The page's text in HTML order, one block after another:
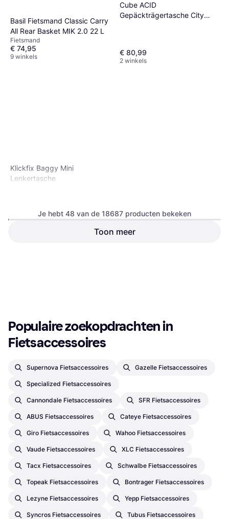
Basil Fietsmand Classic Carry
All Rear Basket MIK 2.0 22 L
Fietsmand
€ 74,95
9 winkels
Cube ACID
Gepäckträgertasche City
€ 80,99
2 winkels
Klickfix Baggy Mini
Lenkertasche
Je hebt 48 van de 18687 producten bekeken
Toon meer
Populaire zoekopdrachten in
Fietsaccessoires
Supernova Fietsaccessoires Gazelle Fietsaccessoires
Specialized Fietsaccessoires
Cannondale Fietsaccessoires SFR Fietsaccessoires
ABUS Fietsaccessoires Cateye Fietsaccessoires
Giro Fietsaccessoires Wahoo Fietsaccessoires
Vaude Fietsaccessoires XLC Fietsaccessoires
Tacx Fietsaccessoires Schwalbe Fietsaccessoires
Topeak Fietsaccessoires Bontrager Fietsaccessoires
Lezyne Fietsaccessoires Yepp Fietsaccessoires
Syncros Fietsaccessoires Tubus Fietsaccessoires